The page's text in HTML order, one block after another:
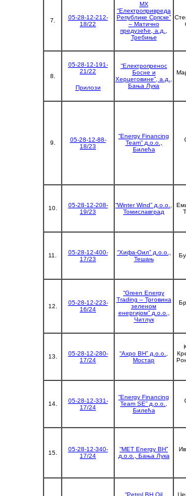
7.
05-28-12-212-
18/22
МХ
“Електропривреда
Републике Српске”
– Матично
предузеће, а.д.,
Требиње
8.
05-28-12-191-
21/22
Прилози
“Електропренос
Босне и
Херцеговине”, а.д.,
Бања Лука
9.
05-28-12-88-
18/23
“Energy Financing
Team” д.о.о.,
Билећа
10.
05-28-12-208-
19/23
“Winter Wind” д.о.о.,
Томиславград
11.
05-28-12-400-
17/23
“Хифа-Оил” д.о.о.,
Тешањ
12.
05-28-12-223-
16/24
“Green Energy
Trading – Трговина
зеленом
енергијом” д.о.о.,
Читлук
13.
05-28-12-280-
17/24
“Axpo BH” д.о.о.,
Мостар
14.
05-28-12-331-
17/24
“Energy Financing
Team SЕ” д.о.о.,
Билећа
15.
05-28-12-340-
17/24
“MET Energy BH”
д.о.о., Бања Лука
“Petrol BH Oil